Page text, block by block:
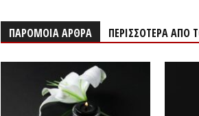
ΠΑΡΟΜΟΙΑ ΑΡΘΡΑ ΠΕΡΙΣΣΟΤΕΡΑ ΑΠΟ